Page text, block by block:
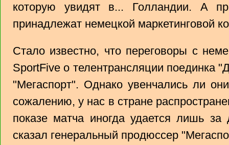
которую увидят в... Голландии. А
принадлежат немецкой маркетинговой
Стало известно, что переговоры с
SportFive о телентрансляции поединка
"Мегаспорт". Однако увенчались ли
сожалению, у нас в стране
показе матча иногда удается лишь
сказал генеральный продюссер